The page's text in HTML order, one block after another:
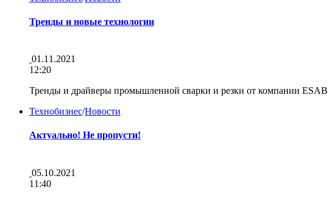
Тренды и новые технологии
01.11.2021
12:20
Тренды и драйверы промышленной сварки и резки от компании ESAB
Технобизнес/Новости
Актуально! Не пропусти!
05.10.2021
11:40